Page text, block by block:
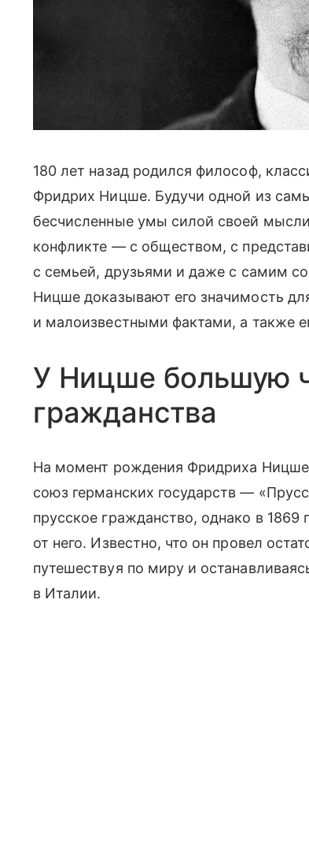
180 лет назад родился философ,
Фридрих Ницше. Будучи одной из
бесчисленные умы силой своей
конфликте — с обществом, с
c семьей, друзьями и даже с самим
Ницше доказывают его значимость
и малоизвестными фактами, а также
У Ницше большую
гражданства
На момент рождения Фридриха Ницше
союз германских государств —
прусское гражданство, однако в 1869
от него. Известно, что он провел
путешествуя по миру и
в Италии.